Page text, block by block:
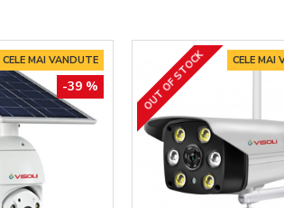
CELE MAI VANDUTE
-39 %
CELE MAI
OUT OF STOCK